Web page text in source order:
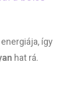
így
hat rá.